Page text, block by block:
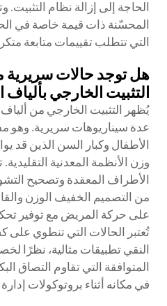
الحاجة إلى إزالة نظام التثبيت.
المحسّنة ذات قيمة خاصة في
التي تتطلب تقييمات متابعة
هل توجد حالات سريرية
التثبيت الخارجي
يُظهر التثبيت الخارجي من
عدة سيناريوهات سريرية.
الأطفال وكبار السن الذين قد
وزن الأنظمة المعدنية
الأطراف المعقدة وتصحيح
من التصميم الخفيف الوزن
على حركة المريض مع توفير
تُعتبر الحالات التي تنطوي
النقي تطبيقات مثالية، نظرًا
المتوافقة التي تقاوم التصاق
في مكانه أثناء بروتوكولات